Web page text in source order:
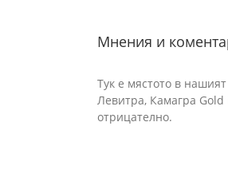
Мнения и
Тук е мястото в
Левитра, Камагра
отрицателно.